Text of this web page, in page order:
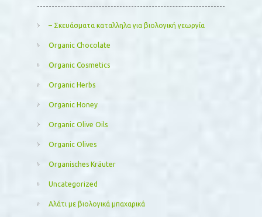
– Σκευάσματα καταλληλα για βιολογική γεωργία
Organic Chocolate
Organic Cosmetics
Organic Herbs
Organic Honey
Organic Olive Oils
Organic Olives
Organisches Kräuter
Uncategorized
Αλάτι με βιολογικά μπαχαρικά